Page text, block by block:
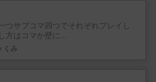
つサブコマ四つでそれぞれプレイし
方はコマか壁に...
くみ